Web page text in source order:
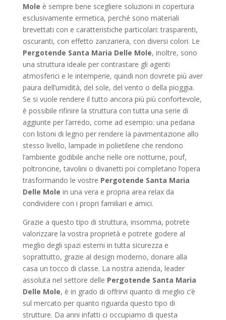
Mole è sempre bene scegliere soluzioni in copertura
esclusivamente ermetica, perché sono materiali
brevettati con e caratteristiche particolari: trasparenti,
oscuranti, con effetto zanzariera, con diversi colori. Le
Pergotende Santa Maria Delle Mole, inoltre, sono
una struttura ideale per contrastare gli agenti
atmosferici e le intemperie, quindi non dovrete più aver
paura dell’umidità, del sole, del vento o della pioggia.
Se si vuole rendere il tutto ancora più più confortevole,
è possibile rifinire la struttura con tutta una serie di
aggiunte per l’arredo, come ad esempio: una pedana
con listoni di legno per rendere la pavimentazione allo
stesso livello, lampade in polietilene che rendono
l’ambiente godibile anche nelle ore notturne, pouf,
poltroncine, tavolini o divanetti poi completano l’opera
trasformando le vostre Pergotende Santa Maria
Delle Mole in una vera e propria area relax da
condividere con i propri familiari e amici.
Grazie a questo tipo di struttura, insomma, potrete
valorizzare la vostra proprietà e potrete godere al
meglio degli spazi esterni in tutta sicurezza e
soprattutto, grazie al design moderno, donare alla
casa un tocco di classe. La nostra azienda, leader
assoluta nel settore delle Pergotende Santa Maria
Delle Mole, è in grado di offrirvi quanto di meglio c’è
sul mercato per quanto riguarda questo tipo di
strutture. Da anni infatti ci occupiamo di questa